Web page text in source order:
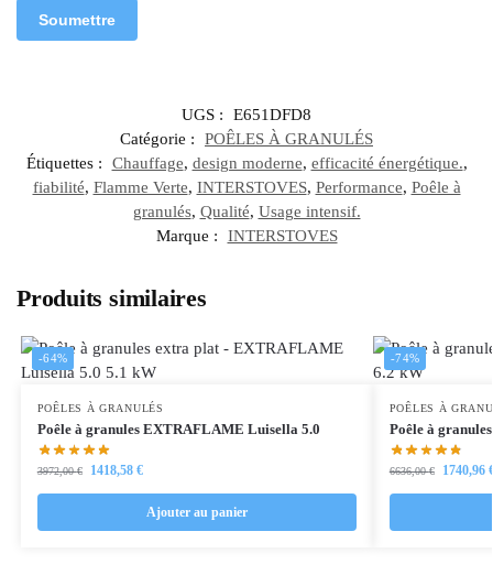
UGS :
E651DFD8
Catégorie :
POÊLES À GRANULÉS
Étiquettes :
Chauffage, design moderne, efficacité énergétique.,
fiabilité, Flamme Verte, INTERSTOVES, Performance, Poêle à
granulés, Qualité, Usage intensif.
Marque :
INTERSTOVES
Produits similaires
-64%
POÊLES À GRANULÉS
Poêle à granules EXTRAFLAME Luisella 5.0
3972,00€ 1418,58 €
Ajouter au panier
-74%
POÊLES À
Poêle à
6636,00€ 1740,96